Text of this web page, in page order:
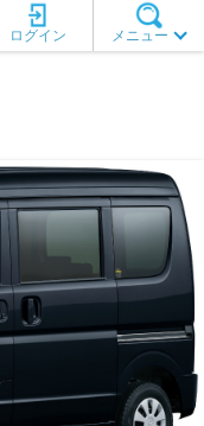
メニュー
ログイン